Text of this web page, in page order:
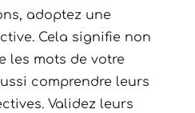
adoptez une
Cela signifie non
les mots de votre
comprendre leurs
Validez leurs